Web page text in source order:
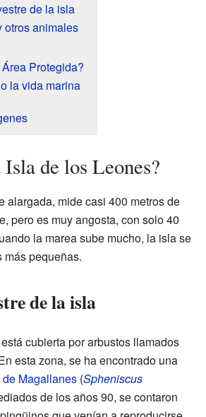
de la isla
otros animales
Protegida?
la vida marina
de los Leones?
alargada, mide casi 400 metros de
pero es muy angosta, con solo 40
la marea sube mucho, la isla se
más pequeñas.
de la isla
cubierta por arbustos llamados
esta zona, se ha encontrado una
Magallanes (Spheniscus
de los años 90, se contaron